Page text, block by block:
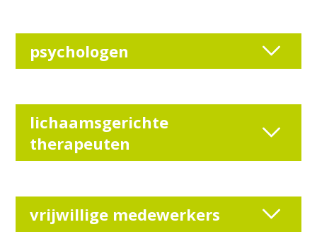
psychologen
lichaamsgerichte
therapeuten
vrijwillige medewerkers